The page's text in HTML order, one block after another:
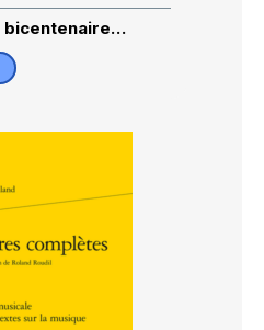
bicentenaire…